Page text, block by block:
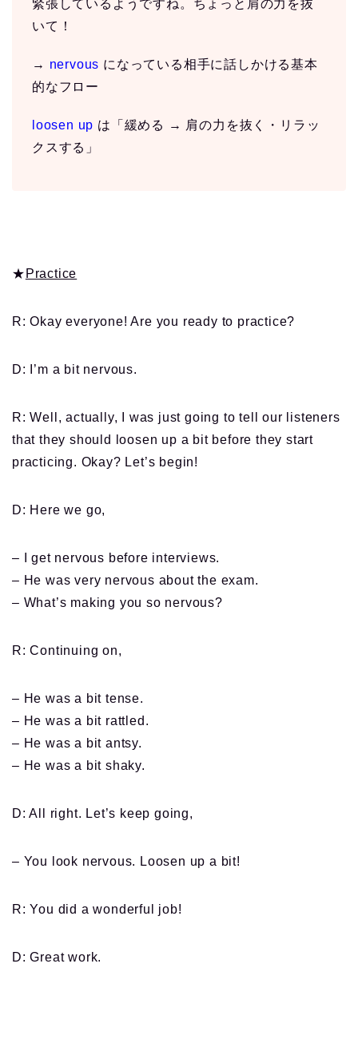
緊張しているようですね。ちょっと肩の力を抜
いて！
→ nervous になっている相手に話しかける基本
的なフロー
loosen up は「緩める → 肩の力を抜く・リラッ
クスする」
★ Practice
R: Okay everyone! Are you ready to practice?
D: I’m a bit nervous.
R: Well, actually, I was just going to tell our listeners
that they should loosen up a bit before they start
practicing. Okay? Let’s begin!
D: Here we go,
– I get nervous before interviews.
– He was very nervous about the exam.
– What’s making you so nervous?
R: Continuing on,
– He was a bit tense.
– He was a bit rattled.
– He was a bit antsy.
– He was a bit shaky.
D: All right. Let’s keep going,
– You look nervous. Loosen up a bit!
R: You did a wonderful job!
D: Great work.